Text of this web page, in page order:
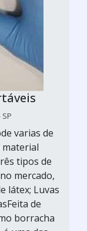
varias de
material
tipos de
mercado,
látex; Luvas
de
borracha